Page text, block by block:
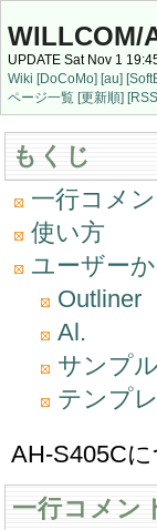
WILLCOM/
UPDATE Sat Nov 1
Wiki [DoCoMo] [au]
ページ一覧 [更新順]
もくじ
一行コメン
使い方
ユーザー
Outliner
Al.
サンプル
テンプ
AH-S405C
一行コメン